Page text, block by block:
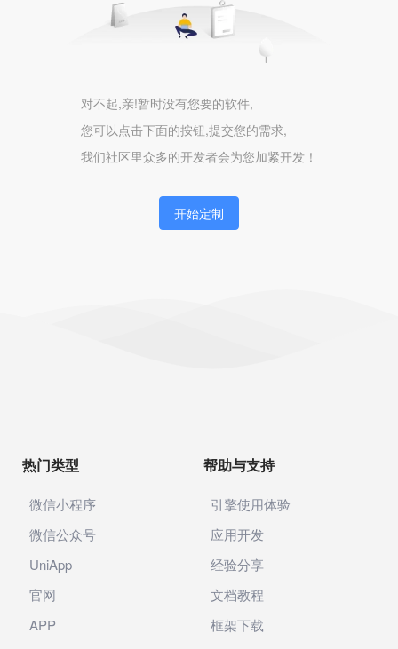
对不起,亲!暂时没有您要的软件,
您可以点击下面的按钮,提交您的需求,
我们社区里众多的开发者会为您加紧开发！
开始定制
热门类型
微信小程序
微信公众号
UniApp
官网
APP
帮助与支持
引擎使用体验
应用开发
经验分享
文档教程
框架下载